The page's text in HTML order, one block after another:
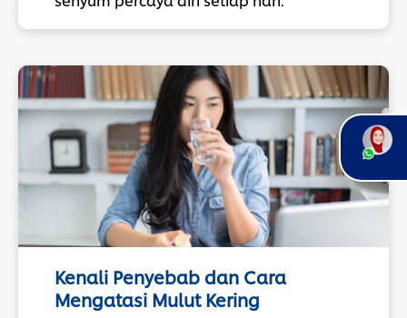
Kenali Penyebab dan Cara
Mengatasi Mulut Kering